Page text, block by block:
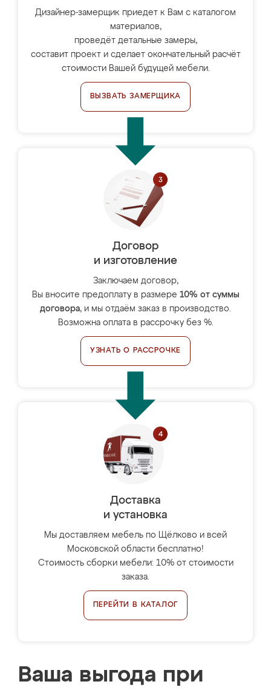
Дизайнер-замерщик приедет к Вам с каталогом
материалов,
проведёт детальные замеры,
составит проект и сделает окончательный расчёт
стоимости Вашей будущей мебели.
ВЫЗВАТЬ ЗАМЕРЩИКА
Договор
и изготовление
Заключаем договор,
Вы вносите предоплату в размере 10% от суммы
договора, и мы отдаём заказ в производство.
Возможна оплата в рассрочку без %.
УЗНАТЬ О РАССРОЧКЕ
Доставка
и установка
Мы доставляем мебель по Щёлково и всей
Московской области бесплатно!
Стоимость сборки мебели: 10% от стоимости
заказа.
ПЕРЕЙТИ В КАТАЛОГ
Ваша выгода при